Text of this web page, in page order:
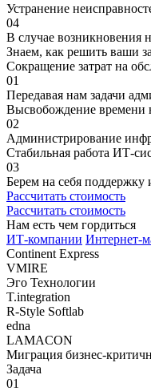
Устранение
04
В случае возникновения
Знаем, как решить ваши
Сокращение затрат на
01
Передавая нам задачи
Высвобождение времени
02
Администрирование
Стабильная работа ИТ-
03
Берем на себя поддержку
Рассчитать стоимость
Рассчитать стоимость
Нам есть чем гордиться
ИТ-компании Интернет-
Continent Express
VMIRE
Эго Технологии
T.integration
R-Style Softlab
edna
LAMACON
Миграция бизнес-
Задача
01